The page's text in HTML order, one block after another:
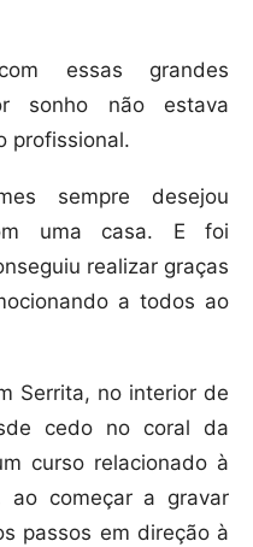
essas grandes
sonho não estava
profissional.
sempre desejou
uma casa. E foi
realizar graças
a todos ao
Serrita, no interior de
cedo no coral da
curso relacionado à
ao começar a gravar
passos em direção à